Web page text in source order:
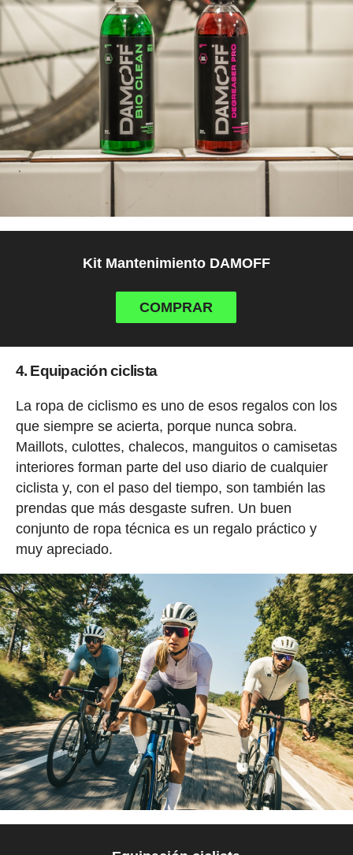
Kit Mantenimiento DAMOFF
COMPRAR
4. Equipación ciclista
La ropa de ciclismo es uno de esos regalos con los
que siempre se acierta, porque nunca sobra.
Maillots, culottes, chalecos, manguitos o camisetas
interiores forman parte del uso diario de cualquier
ciclista y, con el paso del tiempo, son también las
prendas que más desgaste sufren. Un buen
conjunto de ropa técnica es un regalo práctico y
muy apreciado.